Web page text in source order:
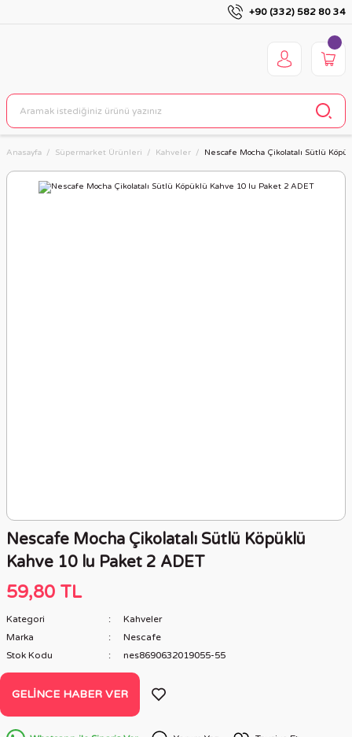
+90 (332) 582 80 34
Anasayfa Süpermarket Ürünleri Kahveler Nescafe Mocha Çikolatalı Sütlü
Nescafe Mocha Çikolatalı Sütlü Köpüklü
Kahve 10 lu Paket 2 ADET
59,80 TL
Kategori
Kahveler
Marka
Nescafe
Stok Kodu
nes8690632019055-55
GELINCE HABER VER